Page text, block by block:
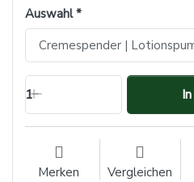
Auswahl
1
Merken Vergleichen